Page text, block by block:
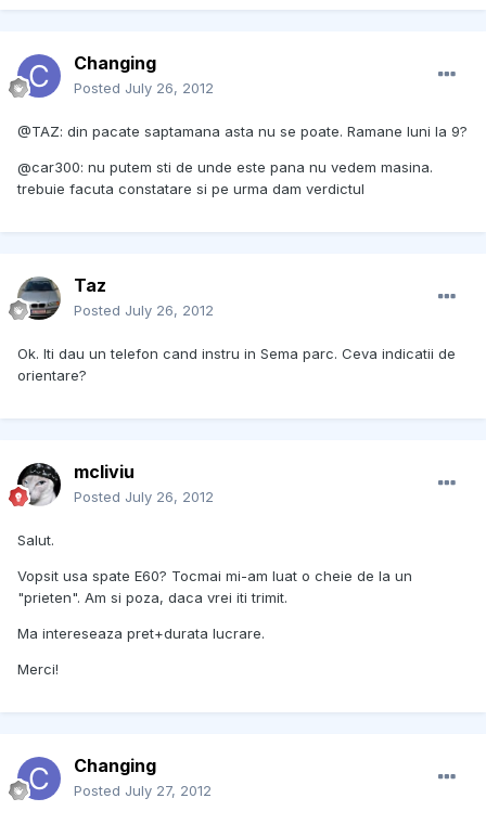
Changing
Posted July 26, 2012
@TAZ: din pacate saptamana asta nu se poate. Ramane luni la 9?
@car300: nu putem sti de unde este pana nu vedem masina.
trebuie facuta constatare si pe urma dam verdictul
Taz
Posted July 26, 2012
Ok. Iti dau un telefon cand instru in Sema parc. Ceva indicatii de
orientare?
mcliviu
Posted July 26, 2012
Salut.
Vopsit usa spate E60? Tocmai mi-am luat o cheie de la un
"prieten". Am si poza, daca vrei iti trimit.
Ma intereseaza pret+durata lucrare.
Merci!
Changing
Posted July 27, 2012